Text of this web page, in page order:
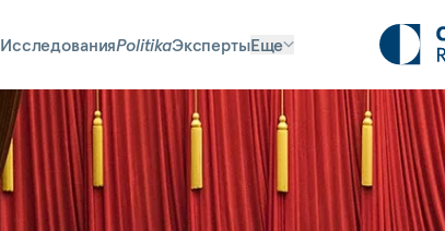
ИсследованияPolitikaЭкспертыЕще